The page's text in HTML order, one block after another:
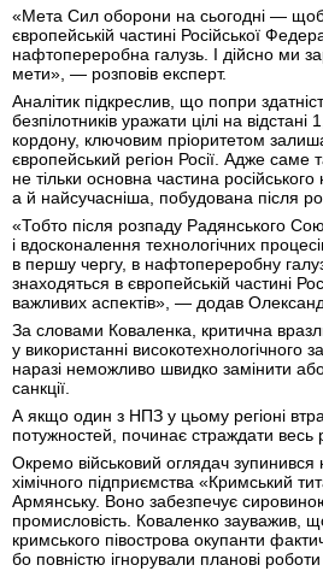
«Мета Сил оборони на сьогодні —
європейській частині Російської
нафтопереробна галузь. І дійсно ми
мети», — розповів експерт.
Аналітик підкреслив, що попри
безпілотників уражати цілі на відстані
кордону, ключовим пріоритетом
європейський регіон Росії. Адже саме
не тільки основна частина
а й найсучасніша, побудована після
«Тобто після розпаду Радянського
і вдосконалення технологічних
в першу чергу, в нафтопереробну
знаходяться в європейській частині
важливих аспектів», — додав
За словами Коваленка, критична
у використанні високотехнологічного
наразі неможливо швидко замінити
санкції.
А якщо один з НПЗ у цьому регіоні
потужностей, починає страждати весь
Окремо військовий оглядач зупинився
хімічного підприємства «Кримський
Армянську. Воно забезпечує
промисловість. Коваленко зауважив,
кримського півострова окупанти
бо повністю ігнорували планові